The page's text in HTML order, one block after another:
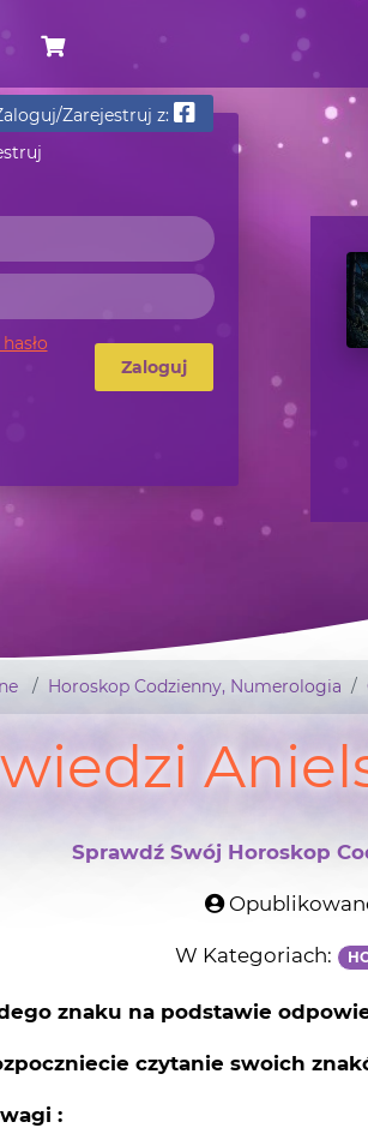
Zarejestruj z:
Zaloguj
Horoskop Codzienny, Numerologia
Sprawdź Swój Horoskop
W Kategoriach:
znaku na podstawie
czytanie swoich
: